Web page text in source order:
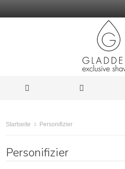
Startseite Personifizier
Personifizier